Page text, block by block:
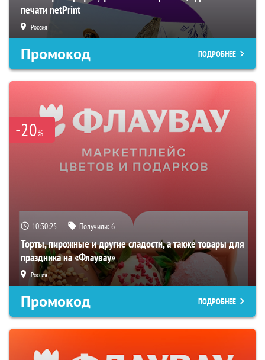
печати netPrint
Россия
Промокод ПОДРОБНЕЕ
-20%
10:30:23 Получили:6
Торты, пирожные и другие сладости, а также товары для
праздника на «Флаувау»
Россия
Промокод ПОДРОБНЕЕ